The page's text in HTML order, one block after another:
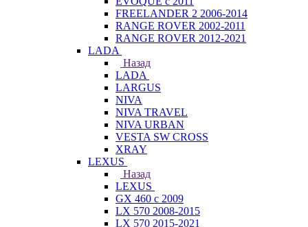
FREELANDER 2 2006-2014
RANGE ROVER 2002-2011
RANGE ROVER 2012-2021
LADA
Назад
LADA
LARGUS
NIVA
NIVA TRAVEL
NIVA URBAN
VESTA SW CROSS
XRAY
LEXUS
Назад
LEXUS
GX 460 с 2009
LX 570 2008-2015
LX 570 2015-2021